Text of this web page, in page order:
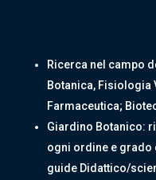
Ricerca nel campo
Botanica, Fisiologia
Farmaceutica;
Giardino Botanico:
ogni ordine e grado
guide Didattico/